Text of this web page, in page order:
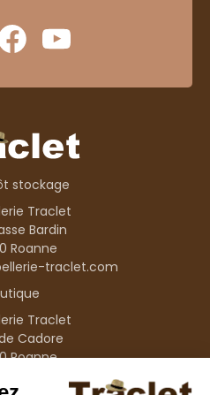
stockage
Traclet
Bardin
Roanne
traclet.com
Traclet
Cadore
Roanne